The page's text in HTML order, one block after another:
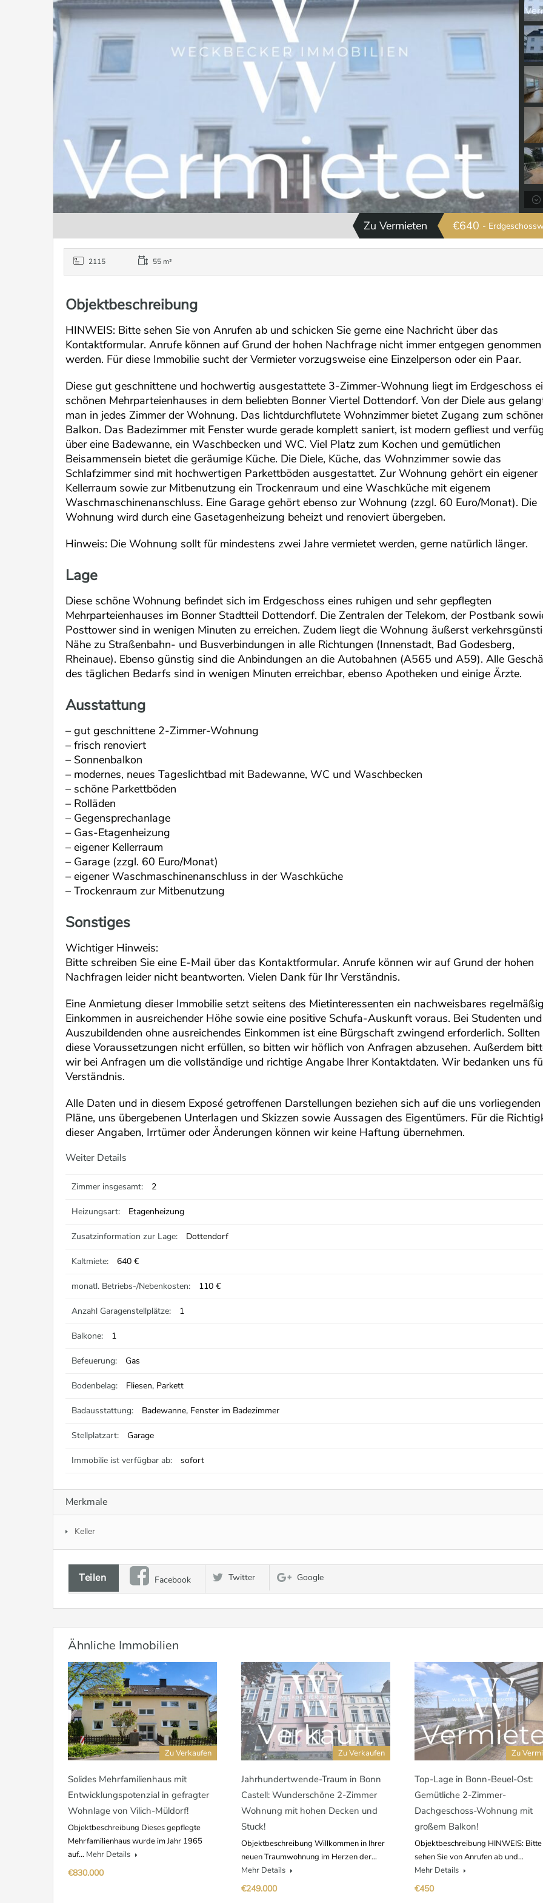
Zu Vermieten €640 -
2115 55 m²
Objektbeschreibung
HINWEIS: Bitte sehen Sie von Anrufen ab und schicken Sie gerne eine Nachricht über das
Kontaktformular. Anrufe können auf Grund der hohen Nachfrage nicht immer entgegen genommen
werden. Für diese Immobilie sucht der Vermieter vorzugsweise eine Einzelperson oder ein Paar.
Diese gut geschnittene und hochwertig ausgestattete 3-Zimmer-Wohnung liegt im Erdgeschoss
schönen Mehrparteienhauses in dem beliebten Bonner Viertel Dottendorf. Von der Diele aus
man in jedes Zimmer der Wohnung. Das lichtdurchflutete Wohnzimmer bietet Zugang zum
Balkon. Das Badezimmer mit Fenster wurde gerade komplett saniert, ist modern gefliest und
über eine Badewanne, ein Waschbecken und WC. Viel Platz zum Kochen und gemütlichen
Beisammensein bietet die geräumige Küche. Die Diele, Küche, das Wohnzimmer sowie das
Schlafzimmer sind mit hochwertigen Parkettböden ausgestattet. Zur Wohnung gehört ein eigener
Kellerraum sowie zur Mitbenutzung ein Trockenraum und eine Waschküche mit eigenem
Waschmaschinenanschluss. Eine Garage gehört ebenso zur Wohnung (zzgl. 60 Euro/Monat). Die
Wohnung wird durch eine Gasetagenheizung beheizt und renoviert übergeben.
Hinweis: Die Wohnung sollt für mindestens zwei Jahre vermietet werden, gerne natürlich länger.
Lage
Diese schöne Wohnung befindet sich im Erdgeschoss eines ruhigen und sehr gepflegten
Mehrparteienhauses im Bonner Stadtteil Dottendorf. Die Zentralen der Telekom, der Postbank
Posttower sind in wenigen Minuten zu erreichen. Zudem liegt die Wohnung äußerst
Nähe zu Straßenbahn- und Busverbindungen in alle Richtungen (Innenstadt, Bad Godesberg,
Rheinaue). Ebenso günstig sind die Anbindungen an die Autobahnen (A565 und A59). Alle
des täglichen Bedarfs sind in wenigen Minuten erreichbar, ebenso Apotheken und einige Ärzte.
Ausstattung
– gut geschnittene 2-Zimmer-Wohnung
– frisch renoviert
– Sonnenbalkon
– modernes, neues Tageslichtbad mit Badewanne, WC und Waschbecken
– schöne Parkettböden
– Rolläden
– Gegensprechanlage
– Gas-Etagenheizung
– eigener Kellerraum
– Garage (zzgl. 60 Euro/Monat)
– eigener Waschmaschinenanschluss in der Waschküche
– Trockenraum zur Mitbenutzung
Sonstiges
Wichtiger Hinweis:
Bitte schreiben Sie eine E-Mail über das Kontaktformular. Anrufe können wir auf Grund der hohen
Nachfragen leider nicht beantworten. Vielen Dank für Ihr Verständnis.
Eine Anmietung dieser Immobilie setzt seitens des Mietinteressenten ein nachweisbares
Einkommen in ausreichender Höhe sowie eine positive Schufa-Auskunft voraus. Bei Studenten und
Auszubildenden ohne ausreichendes Einkommen ist eine Bürgschaft zwingend erforderlich. Sollten
diese Voraussetzungen nicht erfüllen, so bitten wir höflich von Anfragen abzusehen. Außerdem
wir bei Anfragen um die vollständige und richtige Angabe Ihrer Kontaktdaten. Wir bedanken uns
Verständnis.
Alle Daten und in diesem Exposé getroffenen Darstellungen beziehen sich auf die uns vorliegenden
Pläne, uns übergebenen Unterlagen und Skizzen sowie Aussagen des Eigentümers. Für die
dieser Angaben, Irrtümer oder Änderungen können wir keine Haftung übernehmen.
Weiter Details
Zimmer insgesamt: 2
Heizungsart: Etagenheizung
Zusatzinformation zur Lage: Dottendorf
Kaltmiete: 640 €
monatl. Betriebs-/Nebenkosten: 110 €
Anzahl Garagenstellplätze: 1
Balkone: 1
Befeuerung: Gas
Bodenbelag: Fliesen, Parkett
Badausstattung: Badewanne, Fenster im Badezimmer
Stellplatzart: Garage
Immobilie ist verfügbar ab: sofort
Merkmale
Keller
Teilen Facebook Twitter Google
Ähnliche Immobilien
Zu Verkaufen
Solides Mehrfamilienhaus mit
Entwicklungspotenzial in gefragter
Wohnlage von Vilich-Müldorf!
Objektbeschreibung Dieses gepflegte
Mehrfamilienhaus wurde im Jahr 1965
auf… Mehr Details
€830.000
Zu Verkaufen
Jahrhundertwende-Traum in Bonn
Castell: Wunderschöne 2-Zimmer
Wohnung mit hohen Decken und
Stuck!
Objektbeschreibung Willkommen in Ihrer
neuen Traumwohnung im Herzen der…
Mehr Details
€249.000
Zu
Top-Lage in Bonn-Beuel-Ost:
Gemütliche 2-Zimmer-
Dachgeschoss-Wohnung mit
großem Balkon!
Objektbeschreibung HINWEIS: Bitte
sehen Sie von Anrufen ab und…
Mehr Details
€450